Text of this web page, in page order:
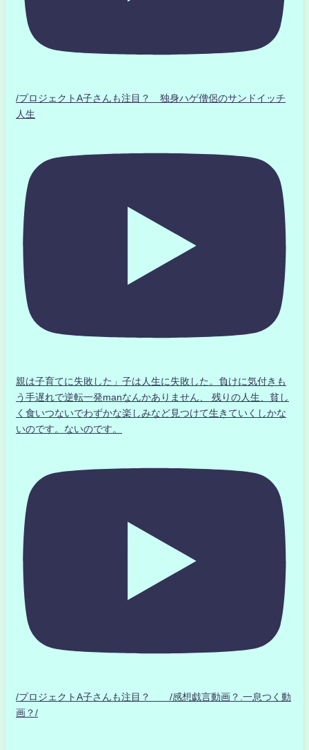
/プロジェクトA子さんも注目？ 独身ハゲ僧侶のサンドイッチ
人生
親は子育てに失敗した」子は人生に失敗した。負けに気付きも
う手遅れで逆転一発manなんかありません、 残りの人生、貧し
く食いつないでわずかな楽しみなど見つけて生きていくしかな
いのです。ないのです。
/プロジェクトA子さんも注目？ /感想戯言動画？.一息つく動
画？/